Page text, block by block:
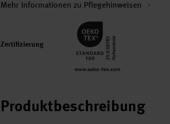
Mehr Informationen zu Pflegehinweisen
Zertifizierung
Produktbeschreibung